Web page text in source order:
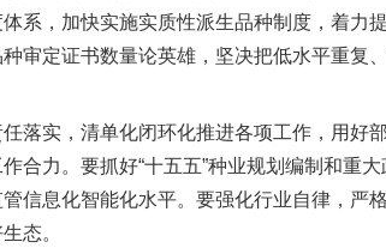
系，加快实施实质性派生品种制度，着力
审定证书数量论英雄，坚决把低水平重复
实，清单化闭环化推进各项工作，用好
合力。要抓好“十五五”种业规划编制和重
信息化智能化水平。要强化行业自律，严
态。